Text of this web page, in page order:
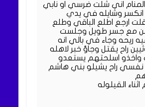
اني شلت ضرسي او نابي
انكسر وشايله في يدي
ارجع اطلع الباقي وطلع
مع جسر طويل وجلست
ريحه وجاء في بالي انه
راح يقتل وجاؤ خبر لاهله
واخذو اسلحتهم يستعدو
راح يشيلو بني هاشم
اثناء القيلوله